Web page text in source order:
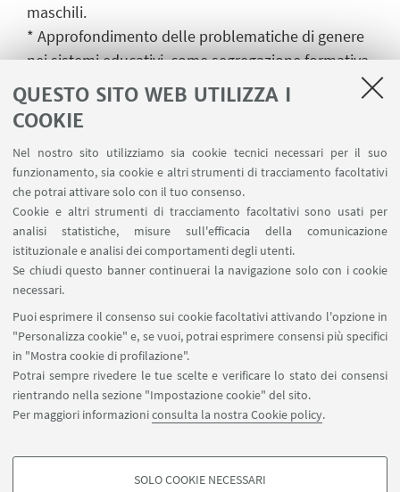
QUESTO SITO WEB UTILIZZA I
COOKIE
Nel nostro sito utilizziamo sia cookie tecnici necessari per il suo
funzionamento, sia cookie e altri strumenti di tracciamento facoltativi
che potrai attivare solo con il tuo consenso.
Cookie e altri strumenti di tracciamento facoltativi sono usati per
analisi statistiche, misure sull'efficacia della comunicazione
istituzionale e analisi dei comportamenti degli utenti.
Se chiudi questo banner continuerai la navigazione solo con i cookie
necessari.
Puoi esprimere il consenso sui cookie facoltativi attivando l'opzione in
"Personalizza cookie" e, se vuoi, potrai esprimere consensi più specifici
in "Mostra cookie di profilazione".
Potrai sempre rivedere le tue scelte e verificare lo stato dei consensi
rientrando nella sezione "Impostazione cookie" del sito.
Per maggiori informazioniconsulta la nostra Cookie policy.
SOLO COOKIE NECESSARI
maschili.
* Approfondimento delle problematiche di genere
nei sistemi educativi, come segregazione formativa,
femminilizzazione della scuola ed educazione
affettiva e sessuale.
* Studio delle intersezioni tra genere, migrazione,
disabilità e pratiche corporee attraverso approcci
interdisciplinari e intersezionali.
Vai alla pagina
Agenda Eventi CSGE
Al momento non sono presenti eventi in corso
Vedi tutti